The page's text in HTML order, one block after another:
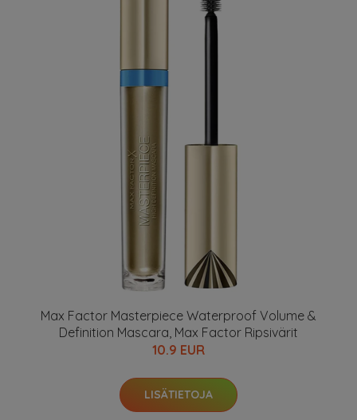
Max Factor Masterpiece Waterproof Volume &
Definition Mascara, Max Factor Ripsivärit
10.9 EUR
LISÄTIETOJA